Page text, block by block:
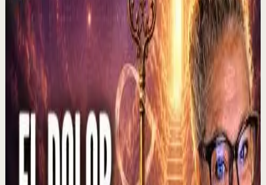
228
visualizaciones
Ver
→
2:37
YouTube Charla
Sesión profunda
Media
El que muestra hambre no come... | Alex Pro
en @asiomasclaropodcast con César Lozano
En los negocios, controlar las emociones puede ser tan